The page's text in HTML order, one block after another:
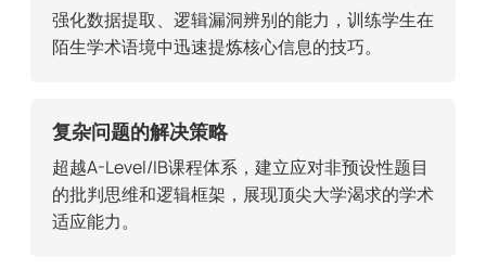
强化数据提取、逻辑漏洞辨别的能力，训练学生在
陌生学术语境中迅速提炼核心信息的技巧。
复杂问题的解决策略
超越A-Level/IB课程体系，建立应对非预设性题目
的批判思维和逻辑框架，展现顶尖大学渴求的学术
适应能力。